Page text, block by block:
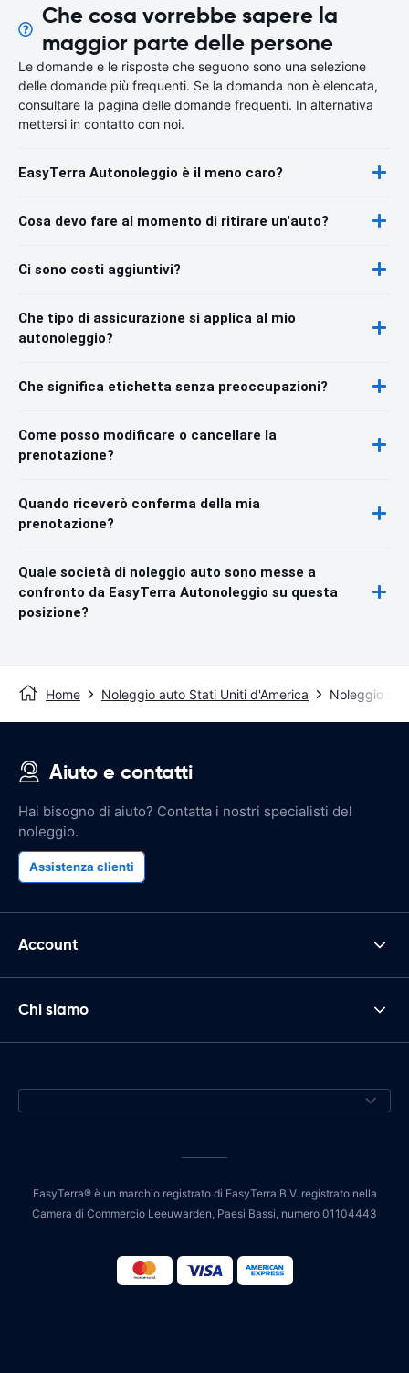
Che cosa vorrebbe sapere la
maggior parte delle persone
Le domande e le risposte che seguono sono una selezione
delle domande più frequenti. Se la domanda non è elencata,
consultare la pagina delle domande frequenti. In alternativa
mettersi in contatto con noi.
EasyTerra Autonoleggio è il meno caro?
Cosa devo fare al momento di ritirare un'auto?
Ci sono costi aggiuntivi?
Che tipo di assicurazione si applica al mio
autonoleggio?
Che significa etichetta senza preoccupazioni?
Come posso modificare o cancellare la
prenotazione?
Quando riceverò conferma della mia
prenotazione?
Quale società di noleggio auto sono messe a
confronto da EasyTerra Autonoleggio su questa
posizione?
Home Noleggio auto Stati Uniti d'America Noleggio
Aiuto e contatti
Hai bisogno di aiuto? Contatta i nostri specialisti del
noleggio.
Assistenza clienti
Account
Chi siamo
EasyTerra® è un marchio registrato di EasyTerra B.V. registrato nella
Camera di Commercio Leeuwarden, Paesi Bassi, numero 01104443